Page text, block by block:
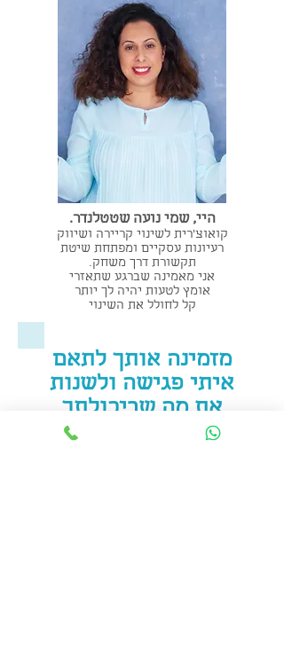
היי, שמי נועה שטטלנדר.
קואוצ'רית לשינוי קריירה ושיווק
רעיונות עסקיים ומפתחת שיטת
תקשורת דרך משחק.
אני מאמינה שברגע שתאזרי
אומץ לטעות יהיה לך יותר
קל לחולל את השינוי
מזמינה אותך לתאם
איתי פגישה ולשנות
את מה שביכולתך